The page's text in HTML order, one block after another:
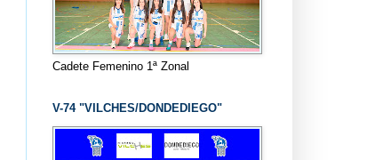
Cadete Femenino 1ª Zonal
V-74 "VILCHES/DONDEDIEGO"